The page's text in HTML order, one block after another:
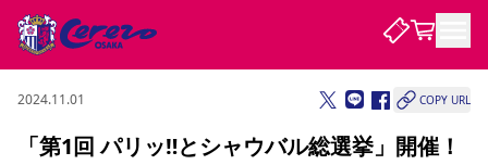
試合・チーム
2024.11.01 COPY URL
「第1回 パリッ‼とシャウバル総選挙」開催！